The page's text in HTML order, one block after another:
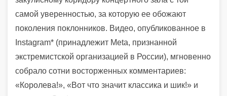
самой уверенностью, за которую ее обожают
поколения поклонников. Видео, опубликованное в
Instagram* (принадлежит Meta, признанной
экстремистской организацией в России), мгновенно
собрало сотни восторженных комментариев:
«Королева!», «Вот что значит классика и шик!» и